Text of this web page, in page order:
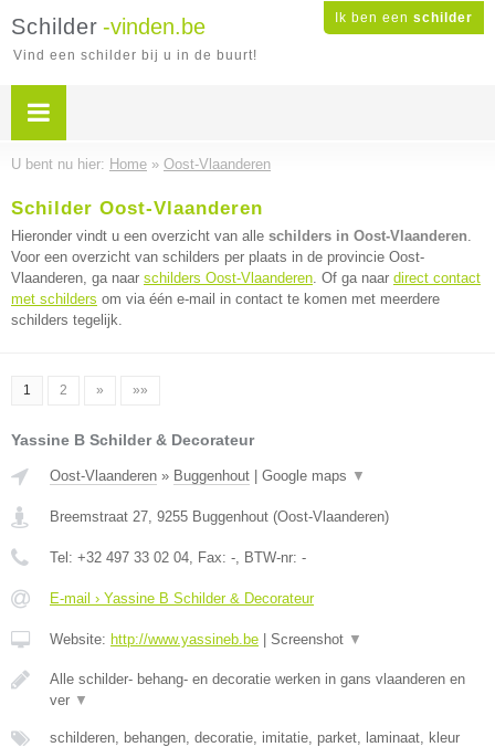
Ik ben een schilder
Schilder -vinden.be
Vind een schilder bij u in de buurt!
U bent nu hier: Home » Oost-Vlaanderen
Schilder Oost-Vlaanderen
Hieronder vindt u een overzicht van alle schilders in Oost-Vlaanderen.
Voor een overzicht van schilders per plaats in de provincie Oost-
Vlaanderen, ga naar schilders Oost-Vlaanderen. Of ga naar direct contact
met schilders om via één e-mail in contact te komen met meerdere
schilders tegelijk.
1 2 » »»
Yassine B Schilder & Decorateur
Oost-Vlaanderen » Buggenhout Google maps ▼
Breemstraat 27, 9255 Buggenhout (Oost-Vlaanderen)
Tel: +32 497 33 02 04, Fax: -, BTW-nr: -
E-mail › Yassine B Schilder & Decorateur
Website: http://www.yassineb.be Screenshot ▼
Alle schilder- behang- en decoratie werken in gans vlaanderen en
ver ▼
schilderen, behangen, decoratie, imitatie, parket, laminaat, kleur